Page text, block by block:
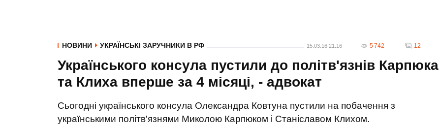
НОВИНИ УКРАЇНСЬКІ ЗАРУЧНИКИ В РФ 15.03.16 21:16 5 742 12
Українського консула пустили до політв'язнів Карпюка
та Клиха вперше за 4 місяці, - адвокат
Сьогодні українського консула Олександра Ковтуна пустили на побачення з
українськими політв'язнями Миколою Карпюком і Станіславом Клихом.